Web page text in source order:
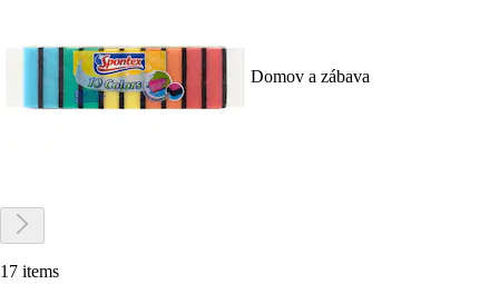
Domov a zábava
17 items